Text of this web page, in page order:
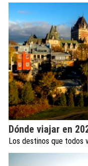
Dónde viajar en
Los destinos que todos